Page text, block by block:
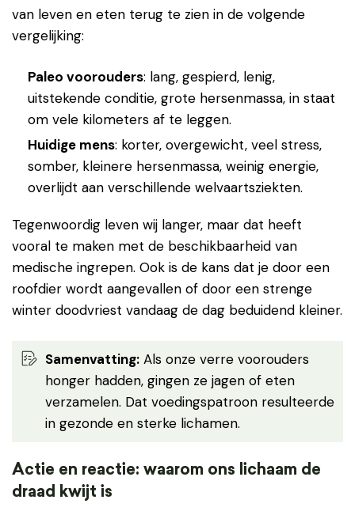
van leven en eten terug te zien in de volgende
vergelijking:
Paleo voorouders: lang, gespierd, lenig,
uitstekende conditie, grote hersenmassa, in staat
om vele kilometers af te leggen.
Huidige mens: korter, overgewicht, veel stress,
somber, kleinere hersenmassa, weinig energie,
overlijdt aan verschillende welvaartsziekten.
Tegenwoordig leven wij langer, maar dat heeft
vooral te maken met de beschikbaarheid van
medische ingrepen. Ook is de kans dat je door een
roofdier wordt aangevallen of door een strenge
winter doodvriest vandaag de dag beduidend kleiner.
Samenvatting: Als onze verre voorouders
honger hadden, gingen ze jagen of eten
verzamelen. Dat voedingspatroon resulteerde
in gezonde en sterke lichamen.
Actie en reactie: waarom ons lichaam de
draad kwijt is